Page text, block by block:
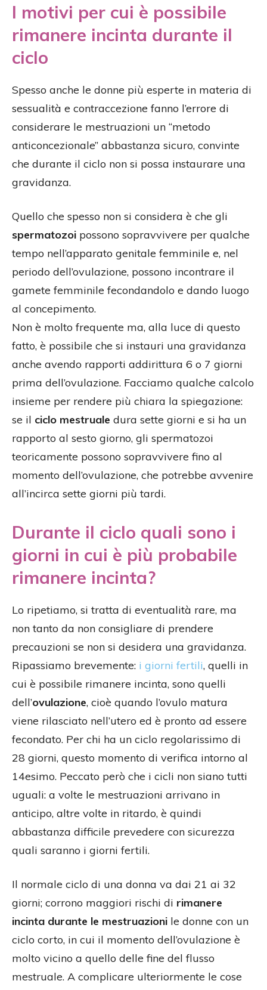
I motivi per cui è possibile
rimanere incinta durante il
ciclo
Spesso anche le donne più esperte in materia di
sessualità e contraccezione fanno l’errore di
considerare le mestruazioni un “metodo
anticoncezionale” abbastanza sicuro, convinte
che durante il ciclo non si possa instaurare una
gravidanza.
Quello che spesso non si considera è che gli
spermatozoi possono sopravvivere per qualche
tempo nell’apparato genitale femminile e, nel
periodo dell’ovulazione, possono incontrare il
gamete femminile fecondandolo e dando luogo
al concepimento.
Non è molto frequente ma, alla luce di questo
fatto, è possibile che si instauri una gravidanza
anche avendo rapporti addirittura 6 o 7 giorni
prima dell’ovulazione. Facciamo qualche calcolo
insieme per rendere più chiara la spiegazione:
se il ciclo mestruale dura sette giorni e si ha un
rapporto al sesto giorno, gli spermatozoi
teoricamente possono sopravvivere fino al
momento dell’ovulazione, che potrebbe avvenire
all’incirca sette giorni più tardi.
Durante il ciclo quali sono i
giorni in cui è più probabile
rimanere incinta?
Lo ripetiamo, si tratta di eventualità rare, ma
non tanto da non consigliare di prendere
precauzioni se non si desidera una gravidanza.
Ripassiamo brevemente: i giorni fertili, quelli in
cui è possibile rimanere incinta, sono quelli
dell’ovulazione, cioè quando l’ovulo matura
viene rilasciato nell’utero ed è pronto ad essere
fecondato. Per chi ha un ciclo regolarissimo di
28 giorni, questo momento di verifica intorno al
14esimo. Peccato però che i cicli non siano tutti
uguali: a volte le mestruazioni arrivano in
anticipo, altre volte in ritardo, è quindi
abbastanza difficile prevedere con sicurezza
quali saranno i giorni fertili.
Il normale ciclo di una donna va dai 21 ai 32
giorni; corrono maggiori rischi di rimanere
incinta durante le mestruazioni le donne con un
ciclo corto, in cui il momento dell’ovulazione è
molto vicino a quello delle fine del flusso
mestruale. A complicare ulteriormente le cose